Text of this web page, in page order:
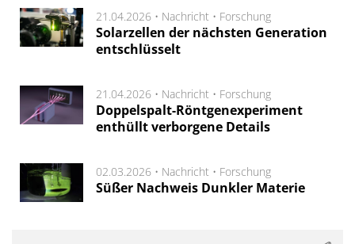
21.04.2026 • Nachricht • Forschung
Solarzellen der nächsten Generation
entschlüsselt
21.04.2026 • Nachricht • Forschung
Doppelspalt-Röntgenexperiment
enthüllt verborgene Details
02.03.2026 • Nachricht • Forschung
Süßer Nachweis Dunkler Materie